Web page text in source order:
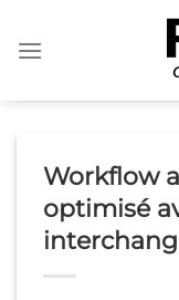
au
Workflow
optimisé